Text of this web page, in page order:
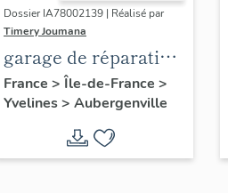
Dossier IA78002139 | Réalisé par
Timery Joumana
garage de réparation
automobile Saint-
Christophe
France > Île-de-France >
Yvelines> Aubergenville